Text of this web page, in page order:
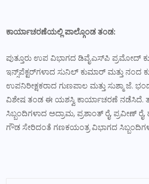
ಕಾರ್ಯಾಚರಣೆಯಲ್ಲಿ ಪಾಲ್ಗೊಂಡ ತಂಡ:
ಪುತ್ತೂರು ಉಪ ವಿಭಾಗದ ಡಿವೈಎಸ್‌ಪಿ ಪ್ರಮೋದ್
ಇನ್ಸ್‌ಪೆಕ್ಟರ್‌ಗಳಾದ ಸುನಿಲ್ ಕುಮಾರ್ ಮತ್ತು ನಂದ
ಉಪನಿರೀಕ್ಷಕರಾದ ಗುಣಪಾಲ ಮತ್ತು ಸುಶ್ಮಾ ಜೆ.
ವಿಶೇಷ ತಂಡ ಈ ಯಶಸ್ವಿ ಕಾರ್ಯಾಚರಣೆ ನಡೆಸಿದೆ.
ಸಿಬ್ಬಂದಿಗಳಾದ ಅದ್ರಾಮ, ಪ್ರಶಾಂತ್ ರೈ, ಪ್ರವೀಣ್
ಗೌಡ ಸೇರಿದಂತೆ ಗಣಕಯಂತ್ರ ವಿಭಾಗದ